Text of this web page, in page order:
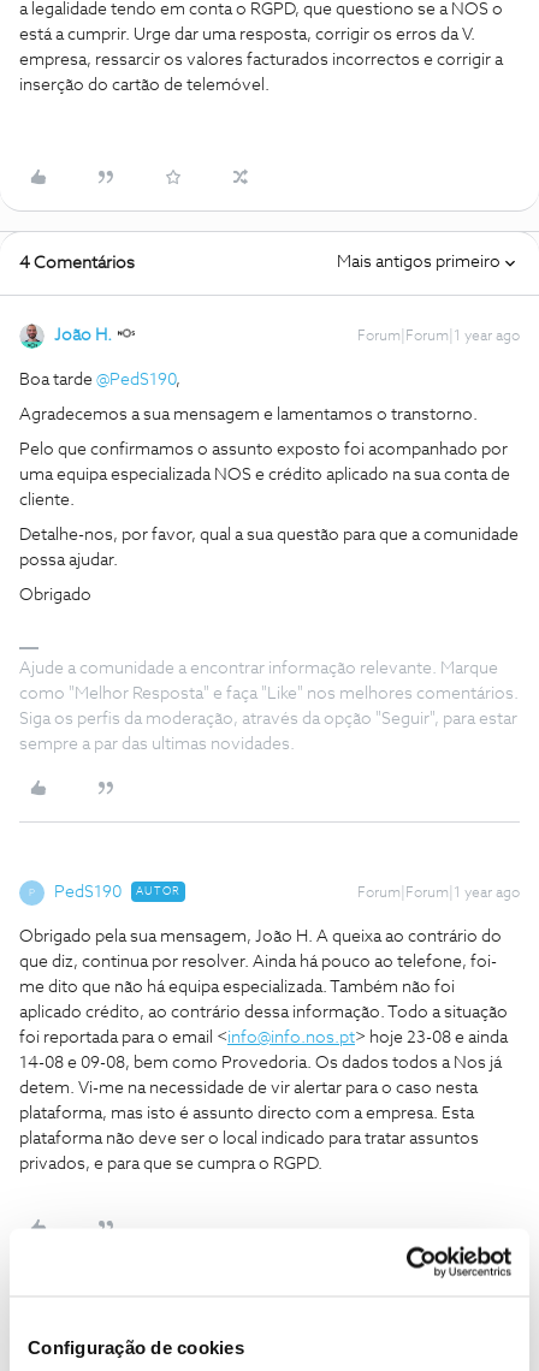
Configuração de cookies
a legalidade tendo em conta o RGPD, que questiono se a NOS o
está a cumprir. Urge dar uma resposta, corrigir os erros da V.
empresa, ressarcir os valores facturados incorrectos e corrigir a
inserção do cartão de telemóvel.
4 Comentários Mais antigos primeiro
João H. Forum|Forum|1 year ago
Boa tarde @PedS190,
Agradecemos a sua mensagem e lamentamos o transtorno.
Pelo que confirmamos o assunto exposto foi acompanhado por
uma equipa especializada NOS e crédito aplicado na sua conta de
cliente.
Detalhe-nos, por favor, qual a sua questão para que a comunidade
possa ajudar.
Obrigado
Ajude a comunidade a encontrar informação relevante. Marque
como "Melhor Resposta" e faça "Like" nos melhores comentários.
Siga os perfis da moderação, através da opção "Seguir", para estar
sempre a par das ultimas novidades.
P PedS190 AUTOR Forum|Forum|1 year ago
Obrigado pela sua mensagem, João H. A queixa ao contrário do
que diz, continua por resolver. Ainda há pouco ao telefone, foi-
me dito que não há equipa especializada. Também não foi
aplicado crédito, ao contrário dessa informação. Todo a situação
foi reportada para o email <info@info.nos.pt> hoje 23-08 e ainda
14-08 e 09-08, bem como Provedoria. Os dados todos a Nos já
detem. Vi-me na necessidade de vir alertar para o caso nesta
plataforma, mas isto é assunto directo com a empresa. Esta
plataforma não deve ser o local indicado para tratar assuntos
privados, e para que se cumpra o RGPD.